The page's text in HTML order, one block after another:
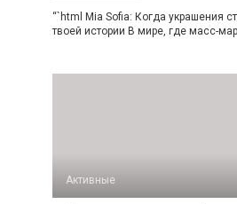
“`html Mia Sofia: Когда украшения
твоей истории В мире, где масс-
Активные